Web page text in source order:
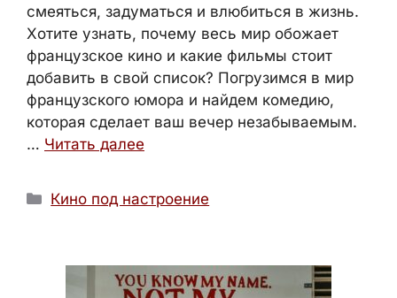
смеяться, задуматься и влюбиться в жизнь.
Хотите узнать, почему весь мир обожает
французское кино и какие фильмы стоит
добавить в свой список? Погрузимся в мир
французского юмора и найдем комедию,
которая сделает ваш вечер незабываемым.
… Читать далее
Рубрики
Кино под настроение